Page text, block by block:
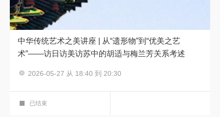
中华传统艺术之美讲座 | 从“遗形物”到“优美之艺
术”——访日访美访苏中的胡适与梅兰芳关系考述
2026-05-27 从 18:40 到 20:30
艺术鉴赏厅
已结束